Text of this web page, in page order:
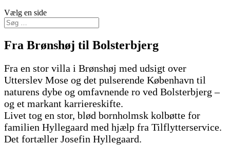
Vælg en side
Fra Brønshøj til Bolsterbjerg
Fra en stor villa i Brønshøj med udsigt over
Utterslev Mose og det pulserende København til
naturens dybe og omfavnende ro ved Bolsterbjerg –
og et markant karriereskifte.
Livet tog en stor, blød bornholmsk kolbøtte for
familien Hyllegaard med hjælp fra Tilflytterservice.
Det fortæller Josefin Hyllegaard.